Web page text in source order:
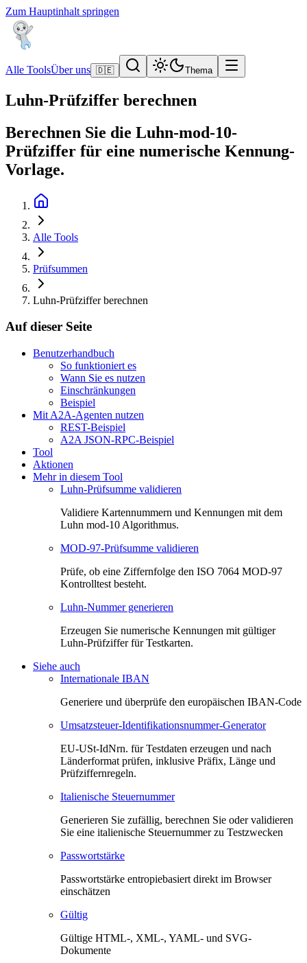
Zum Hauptinhalt springen
Alle ToolsÜber uns 🇩🇪 Thema
Luhn-Prüfziffer berechnen
Berechnen Sie die Luhn-mod-10-
Prüfziffer für eine numerische Kennung-
Vorlage.
Alle Tools
Prüfsummen
Luhn-Prüfziffer berechnen
Auf dieser Seite
Benutzerhandbuch
So funktioniert es
Wann Sie es nutzen
Einschränkungen
Beispiel
Mit A2A-Agenten nutzen
REST-Beispiel
A2A JSON-RPC-Beispiel
Tool
Aktionen
Mehr in diesem Tool
Luhn-Prüfsumme validieren
Validiere Kartennummern und Kennungen mit dem
Luhn mod-10 Algorithmus.
MOD-97-Prüfsumme validieren
Prüfe, ob eine Ziffernfolge den ISO 7064 MOD-97
Kontrolltest besteht.
Luhn-Nummer generieren
Erzeugen Sie numerische Kennungen mit gültiger
Luhn-Prüfziffer für Testkarten.
Siehe auch
Internationale IBAN
Generiere und überprüfe den europäischen IBAN-Code
Umsatzsteuer-Identifikationsnummer-Generator
EU-USt-IdNrn. für Testdaten erzeugen und nach
Länderformat prüfen, inklusive Präfix, Länge und
Prüfziffernregeln.
Italienische Steuernummer
Generieren Sie zufällig, berechnen Sie oder validieren
Sie eine italienische Steuernummer zu Testzwecken
Passwortstärke
Passwortstärke entropiebasiert direkt im Browser
einschätzen
Gültig
Gültige HTML-, XML-, YAML- und SVG-
Dokumente